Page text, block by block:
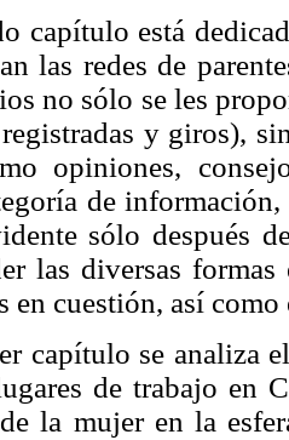
capítulo está
las redes de
no sólo se les
y giros),
opiniones,
de información,
sólo después
las diversas
en cuestión, así
capítulo se analiza
de trabajo en
la mujer en la